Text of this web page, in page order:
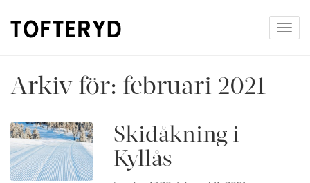
Arkiv för: februari 2021
Skidåkning i
Kyllås